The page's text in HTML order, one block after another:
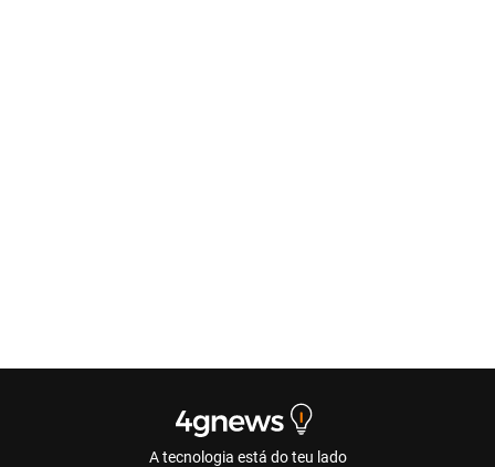
A tecnologia está do teu lado